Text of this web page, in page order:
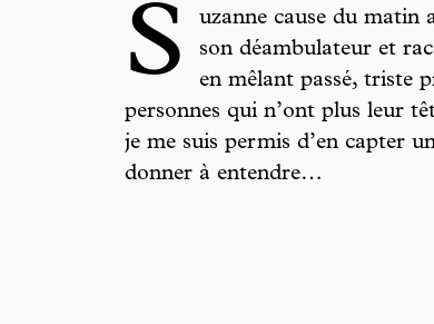
S
uzanne cause du matin
son déambulateur et
en mêlant passé, triste
personnes qui n’ont plus leur
je me suis permis d’en capter
donner à entendre…